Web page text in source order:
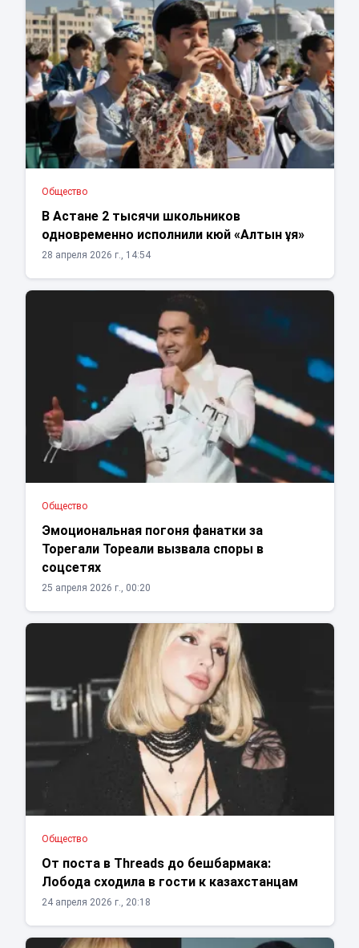
Общество
В Астане 2 тысячи школьников
одновременно исполнили кюй «Алтын ұя»
28 апреля 2026 г., 14:54
Общество
Эмоциональная погоня фанатки за
Торегали Тореали вызвала споры в
соцсетях
25 апреля 2026 г., 00:20
Общество
От поста в Threads до бешбармака:
Лобода сходила в гости к казахстанцам
24 апреля 2026 г., 20:18